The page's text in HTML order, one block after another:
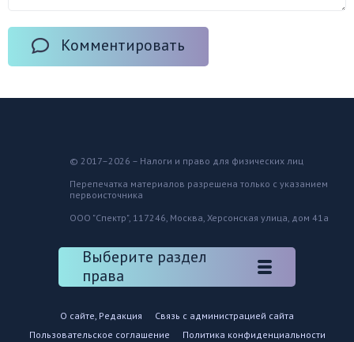
Комментировать
© 2017–2026 – Налоги и право для физических лиц
Перепечатка материалов разрешена только с указанием
первоисточника
ООО "Спектр", 117246, Москва, Херсонская улица, дом 41а
Выберите раздел
права
О сайте, Редакция
Связь с администрацией сайта
Пользовательское соглашение
Политика конфиденциальности